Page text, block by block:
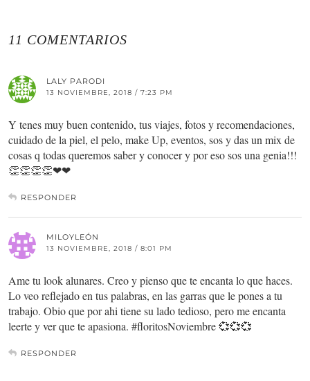
11 COMENTARIOS
LALY PARODI
13 NOVIEMBRE, 2018 / 7:23 PM
Y tenes muy buen contenido, tus viajes, fotos y recomendaciones,
cuidado de la piel, el pelo, make Up, eventos, sos y das un mix de
cosas q todas queremos saber y conocer y por eso sos una genia!!!
👏👏👏👏❤❤
RESPONDER
MILOYLEÓN
13 NOVIEMBRE, 2018 / 8:01 PM
Ame tu look alunares. Creo y pienso que te encanta lo que haces.
Lo veo reflejado en tus palabras, en las garras que le pones a tu
trabajo. Obio que por ahi tiene su lado tedioso, pero me encanta
leerte y ver que te apasiona. #floritosNoviembre 💞💞💞
RESPONDER